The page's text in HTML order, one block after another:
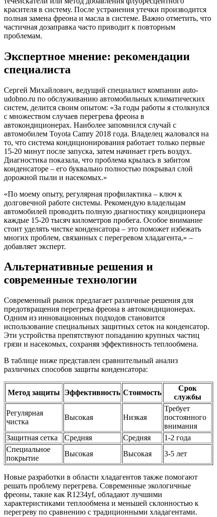
красителя в систему. После устранения утечки производится
полная замена фреона и масла в системе. Важно отметить, что
частичная дозаправка часто приводит к повторным
проблемам.
Экспертное мнение: рекомендации
специалиста
Сергей Михайлович, ведущий специалист компании auto-
udobno.ru по обслуживанию автомобильных климатических
систем, делится своим опытом: «За годы работы я столкнулся
с множеством случаев перегрева фреона в
автокондиционерах. Наиболее запомнился случай с
автомобилем Toyota Camry 2018 года. Владелец жаловался на
то, что система кондиционирования работает только первые
15-20 минут после запуска, затем начинает греть воздух.
Диагностика показала, что проблема крылась в забитом
конденсаторе – его буквально полностью покрывал слой
дорожной пыли и насекомых.»
«По моему опыту, регулярная профилактика – ключ к
долговечной работе системы. Рекомендую владельцам
автомобилей проводить полную диагностику кондиционера
каждые 15-20 тысяч километров пробега. Особое внимание
стоит уделять чистке конденсатора – это поможет избежать
многих проблем, связанных с перегревом хладагента,» –
добавляет эксперт.
Альтернативные решения и
современные технологии
Современный рынок предлагает различные решения для
предотвращения перегрева фреона в автокондиционерах.
Одним из инновационных подходов становится
использование специальных защитных сеток на конденсатор.
Эти устройства препятствуют попаданию крупных частиц
грязи и насекомых, сохраняя эффективность теплообмена.
В таблице ниже представлен сравнительный анализ
различных способов защиты конденсатора:
Метод защиты Эффективность Стоимость
Срок
службы
Регулярная
чистка
Высокая Низкая
Требует
постоянного
внимания
Защитная сетка
Средняя Средняя
1-2 года
Специальное
покрытие
Высокая Высокая 3-5 лет
Новые разработки в области хладагентов также помогают
решать проблему перегрева. Современные экологичные
фреоны, такие как R1234yf, обладают лучшими
характеристиками теплообмена и меньшей склонностью к
перегреву по сравнению с традиционными хладагентами.